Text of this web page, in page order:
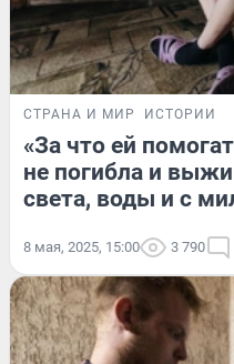
СТРАНА И МИР ИСТОРИИ
«За что ей
не погибла и
света, воды и с
8 мая, 2025, 15:00 3 790